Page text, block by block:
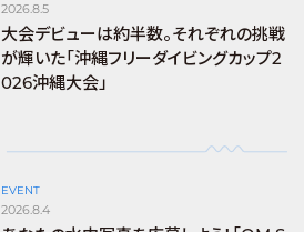
2026.8.5
大会デビューは約半数。それぞれの挑戦
が輝いた「沖縄フリーダイビングカップ2
026沖縄大会」
EVENT
2026.8.4